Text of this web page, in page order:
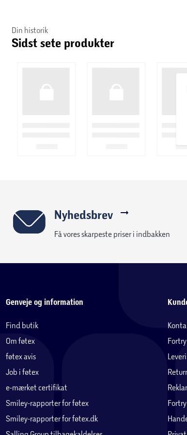
Din historik
Sidst sete produkter
Nyhedsbrev
Få vores skarpeste priser i indbakken
Genveje og information
Find butik
Om føtex
føtex avis
Job i føtex
e-mærket certifikat
Smiley-rapporter for føtex
Smiley-rapporter for føtex.dk